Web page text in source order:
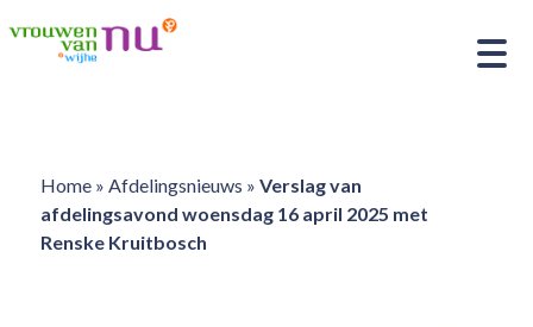
Home» Afdelingsnieuws » Verslag van
afdelingsavond woensdag 16 april 2025 met
Renske Kruitbosch